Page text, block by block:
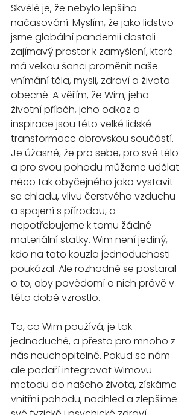
Skvělé je, že nebylo lepšího
načasování. Myslím, že jako lidstvo
jsme globální pandemií dostali
zajímavý prostor k zamyšlení, které
má velkou šanci proměnit naše
vnímání těla, mysli, zdraví a života
obecně. A věřím, že Wim, jeho
životní příběh, jeho odkaz a
inspirace jsou této velké lidské
transformace obrovskou součástí.
Je úžasné, že pro sebe, pro své tělo
a pro svou pohodu můžeme udělat
něco tak obyčejného jako vystavit
se chladu, vlivu čerstvého vzduchu
a spojení s přírodou, a
nepotřebujeme k tomu žádné
materiální statky. Wim není jediný,
kdo na tato kouzla jednoduchosti
poukázal. Ale rozhodně se postaral
o to, aby povědomí o nich právě v
této době vzrostlo.
To, co Wim používá, je tak
jednoduché, a přesto pro mnoho z
nás neuchopitelné. Pokud se nám
ale podaří integrovat Wimovu
metodu do našeho života, získáme
vnitřní pohodu, nadhled a zlepšíme